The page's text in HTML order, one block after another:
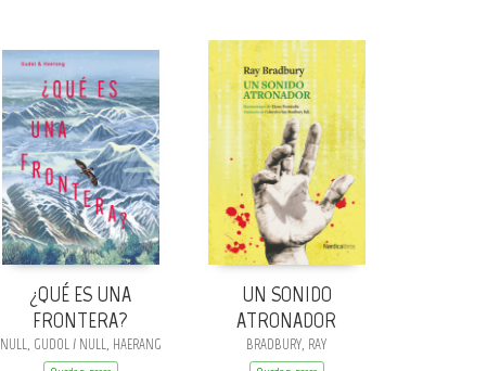
¿QUÉ ES UNA
FRONTERA?
NULL, GUDOL / NULL, HAERANG
UN SONIDO
ATRONADOR
BRADBURY, RAY